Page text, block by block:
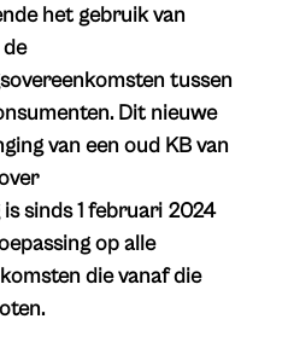
het gebruik van
tussen
Dit nieuwe
van een oud KB van
sinds 1 februari 2024
op alle
die vanaf die